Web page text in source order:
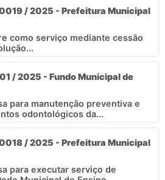
/ 2025 - Prefeitura Municipal
como serviço mediante cessão
/ 2025 - Fundo Municipal de
para manutenção preventiva e
odontológicos da...
/ 2025 - Prefeitura Municipal
para executar serviço de